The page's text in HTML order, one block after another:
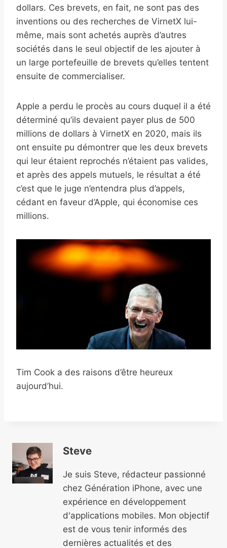
dollars. Ces brevets, en fait, ne sont pas des
inventions ou des recherches de VirnetX lui-
même, mais sont achetés auprès d’autres
sociétés dans le seul objectif de les ajouter à
un large portefeuille de brevets qu’elles tentent
ensuite de commercialiser.
Apple a perdu le procès au cours duquel il a été
déterminé qu’ils devaient payer plus de 500
millions de dollars à VirnetX en 2020, mais ils
ont ensuite pu démontrer que les deux brevets
qui leur étaient reprochés n’étaient pas valides,
et après des appels mutuels, le résultat a été
c’est que le juge n’entendra plus d’appels,
cédant en faveur d’Apple, qui économise ces
millions.
Tim Cook a des raisons d’être heureux
aujourd’hui.
Steve
Je suis Steve, rédacteur passionné
chez Génération iPhone, avec une
expérience en développement
d'applications mobiles. Mon objectif
est de vous tenir informés des
dernières actualités et des